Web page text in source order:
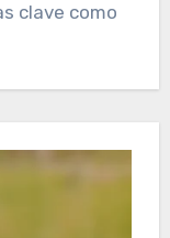
clave como